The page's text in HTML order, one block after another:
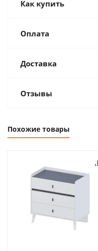
Как купить
Оплата
Доставка
Отзывы
Похожие товары